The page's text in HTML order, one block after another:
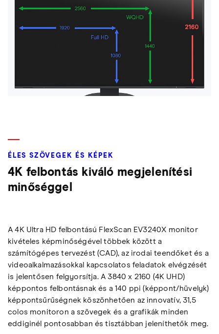
ÉLES SZÖVEGEK ÉS KÉPEK
4K felbontás kiváló megjelenítési
minőséggel
A 4K Ultra HD felbontású FlexScan EV3240X monitor
kivételes képminőségével többek között a
számítógépes tervezést (CAD), az irodai teendőket és a
videoalkalmazásokkal kapcsolatos feladatok elvégzését
is jelentősen felgyorsítja. A 3840 x 2160 (4K UHD)
képpontos felbontásnak és a 140 ppi (képpont/hüvelyk)
képpontsűrűségnek köszönhetően az innovatív, 31,5
colos monitoron a szövegek és a grafikák minden
eddiginél pontosabban és tisztábban jeleníthetők meg.